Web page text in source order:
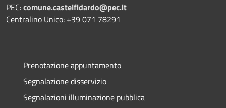
PEC:comune.castelfidardo@pec.it
Centralino Unico: +39 071 78291
Prenotazione appuntamento
Segnalazione disservizio
Segnalazioni illuminazione pubblica